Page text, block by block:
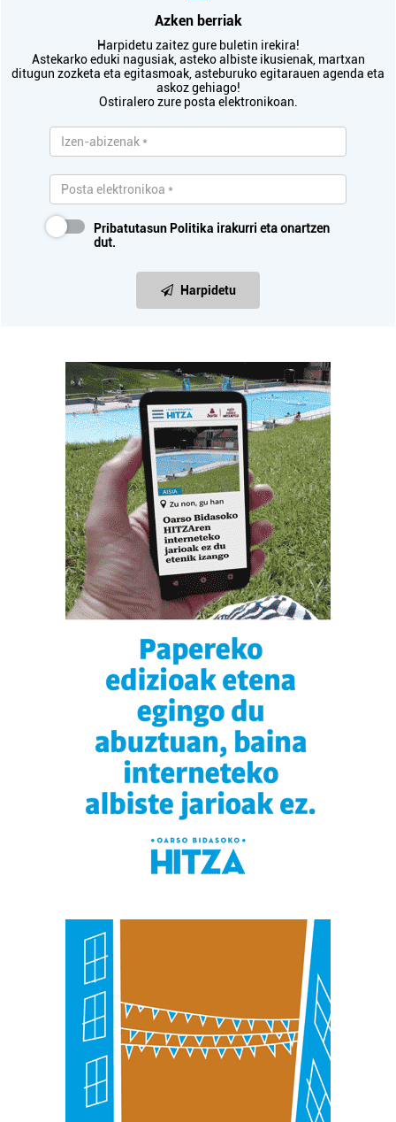
Azken berriak
Harpidetu zaitez gure buletin irekira!
Astekarko eduki nagusiak, asteko albiste ikusienak, martxan
ditugun zozketa eta egitasmoak, asteburuko egitarauen agenda eta
askoz gehiago!
Ostiralero zure posta elektronikoan.
Pribatutasun Politika irakurri eta onartzen
dut.
Harpidetu